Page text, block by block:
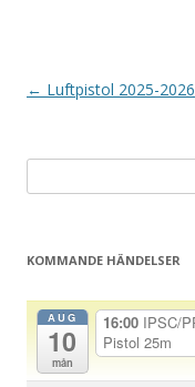
I
n
← Luftpistol 2025-2026
efter:
KOMMANDE HÄNDELSER
AUG
10
mån
16:00 IPSC/
Pistol 25m